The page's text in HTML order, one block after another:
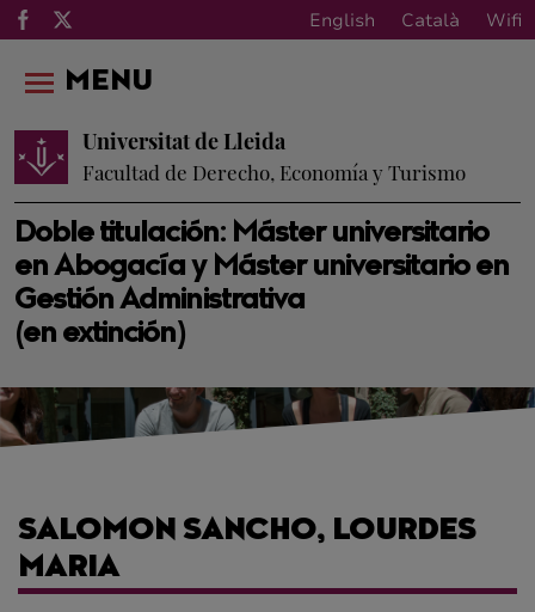
English Català Wifi
Doble titulación: Máster universitario
en Abogacía y Máster universitario en
Gestión Administrativa
(en extinción)
Universitat de Lleida
Facultad de Derecho, Economía y Turismo
MENU
SALOMON SANCHO, LOURDES
MARIA